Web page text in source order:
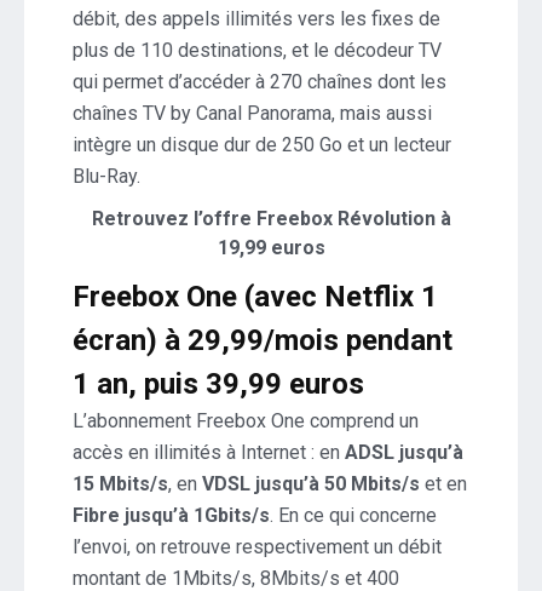
débit, des appels illimités vers les fixes de
plus de 110 destinations, et le décodeur TV
qui permet d’accéder à 270 chaînes dont les
chaînes TV by Canal Panorama, mais aussi
intègre un disque dur de 250 Go et un lecteur
Blu-Ray.
Retrouvez l’offre Freebox Révolution à
19,99 euros
Freebox One (avec Netflix 1
écran) à 29,99/mois pendant
1 an, puis 39,99 euros
L’abonnement Freebox One comprend un
accès en illimités à Internet : en ADSL jusqu’à
15 Mbits/s, en VDSL jusqu’à 50 Mbits/s et en
Fibre jusqu’à 1Gbits/s. En ce qui concerne
l’envoi, on retrouve respectivement un débit
montant de 1Mbits/s, 8Mbits/s et 400